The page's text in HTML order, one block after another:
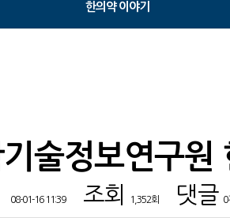
한의약 이야기
술정보연구원
08-01-16 11:39 조회 1,352회 댓글 0